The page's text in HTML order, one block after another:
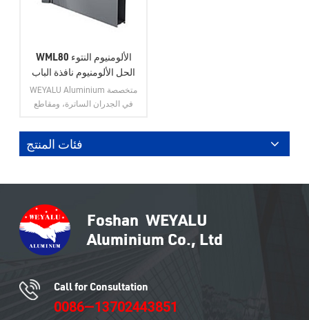
WML80 الألومنيوم النتوء
الحل الألومنيوم نافذة الباب
انزلاق نافذة الباب
WEYALU Aluminium متخصصة
في الجدران الساترة، ومقاطع
ومقاطع الألمنيوم العامة، وأبواب
الألمنيوم، ونوافذ الألمنيوم، وتقليم
بلاط الألمنيوم.
فئات المنتج
Call for Consultation
0086—13702443851